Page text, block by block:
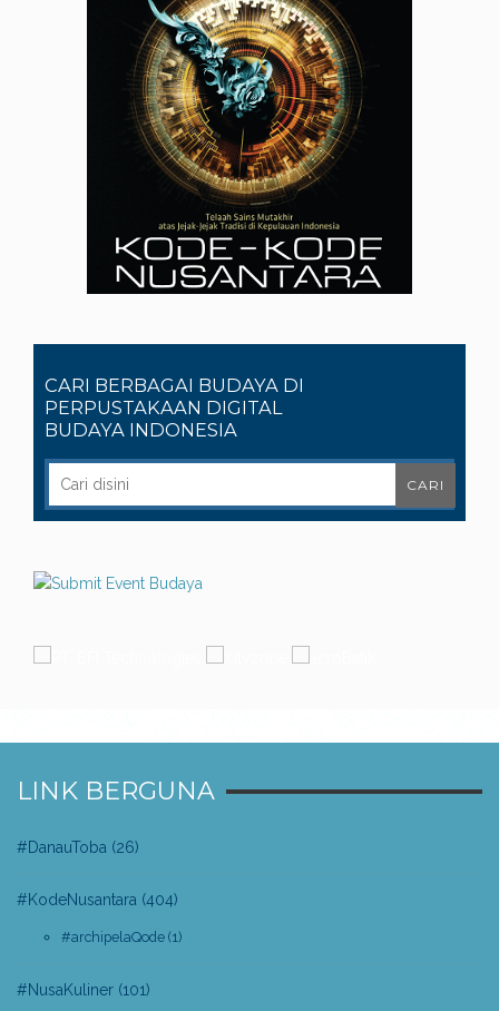
CARI BERBAGAI BUDAYA DI
PERPUSTAKAAN DIGITAL
BUDAYA INDONESIA
LINK BERGUNA
#DanauToba (26)
#KodeNusantara (404)
#archipelaQode (1)
#NusaKuliner (101)